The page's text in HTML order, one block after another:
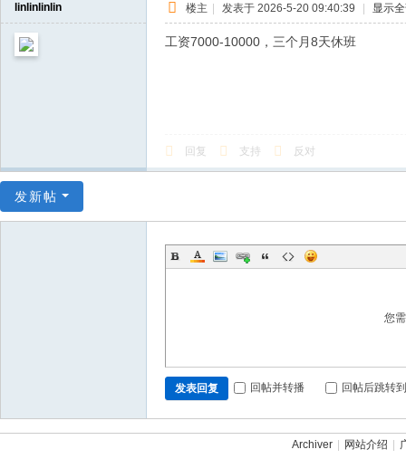
linlinlinlin 楼主 | 发表于 2026-5-20 09:40:39 | 显示
工资7000-10000，三个月8天休班
回复 支持 反对
发新帖
您
发表回复 回帖并转播 回帖后跳转
Archiver 网站介绍